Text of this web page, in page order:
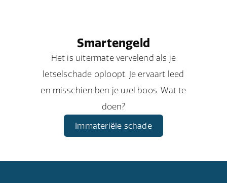
Smartengeld
Het is uitermate vervelend als je
letselschade oploopt. Je ervaart leed
en misschien ben je wel boos. Wat te
doen?
Immateriële schade